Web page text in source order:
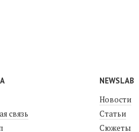
связь
NEWSLAB
Новости
Статьи
Сюжеты